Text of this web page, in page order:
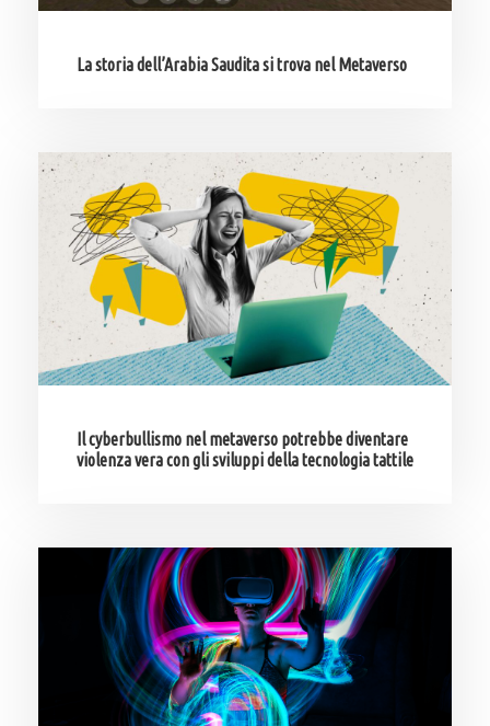
La storia dell’Arabia Saudita si trova nel Metaverso
Il cyberbullismo nel metaverso potrebbe diventare
violenza vera con gli sviluppi della tecnologia tattile